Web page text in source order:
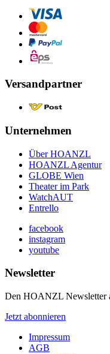
Versandpartner
Unternehmen
Über HOANZL
HOANZL Agentur
GLOBE Wien
Theater im Park
WatchAUT
Entrello
facebook
instagram
youtube
Newsletter
Den HOANZL Newsletter
Jetzt abonnieren
Impressum
AGB